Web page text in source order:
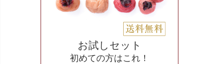
お試しセット
初めての方はこれ！